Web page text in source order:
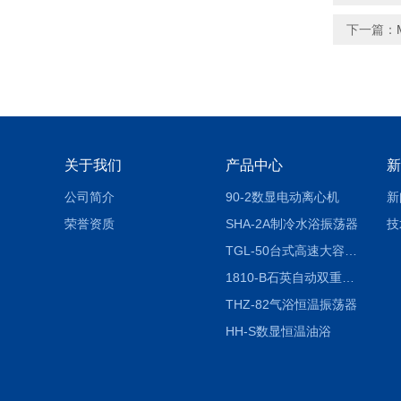
下一篇：
关于我们
公司简介
荣誉资质
产品中心
90-2数显电动离心机
SHA-2A制冷水浴振荡器
1810-B石英自动双重纯水蒸馏水器
THZ-82气浴恒温振荡器
HH-S数显恒温油浴